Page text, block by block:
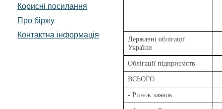
Корисні посилання
Про біржу
Контактна інформація
Державні облігації
України
Облігації підприємств
ВСЬОГО
- Ринок заявок